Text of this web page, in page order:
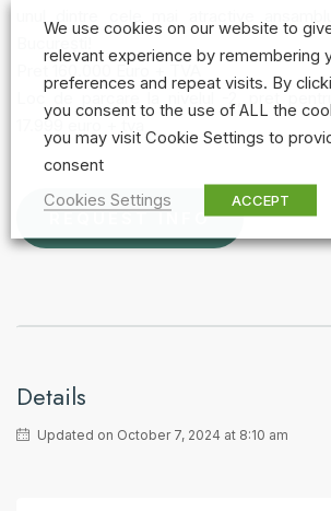
Pret 160.000 Euro + TVA
Loc de parcare la nivelul -2, pret
17.999 euro + tva
REQUEST INFO
Details
Updated on October 7, 2024 at 8:10 am
We use cookies on our website to
relevant experience by remembering
preferences and repeat visits. By
you consent to the use of ALL the
you may visit Cookie Settings to
consent
Cookies Settings
ACCEPT